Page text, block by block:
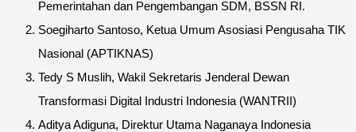
Pemerintahan dan Pengembangan SDM, BSSN RI.
Soegiharto Santoso, Ketua Umum Asosiasi Pengusaha TIK
Nasional (APTIKNAS)
Tedy S Muslih, Wakil Sekretaris Jenderal Dewan
Transformasi Digital Industri Indonesia (WANTRII)
Aditya Adiguna, Direktur Utama Naganaya Indonesia